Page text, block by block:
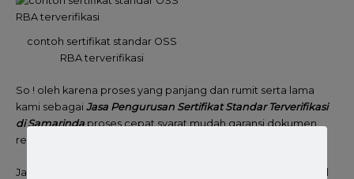
contoh sertifikat standar OSS
RBA terverifikasi
So ! oleh karena proses yang panjang dan rumit serta lama
kami sebagai Jasa Pengurusan Sertifikat Standar Terverifikasi
di Samarinda proses cepat syarat mudah garansi dokumen
resmi OSS RBA. Solusi terbaik sertifikat standar terverifikasi.
Jasa pengurusan sertifikat standar adalah layanan profesional